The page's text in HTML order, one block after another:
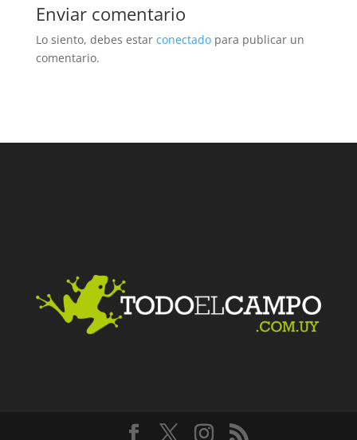
Enviar comentario
Lo siento, debes estar conectadopara publicar un
comentario.
Facebook